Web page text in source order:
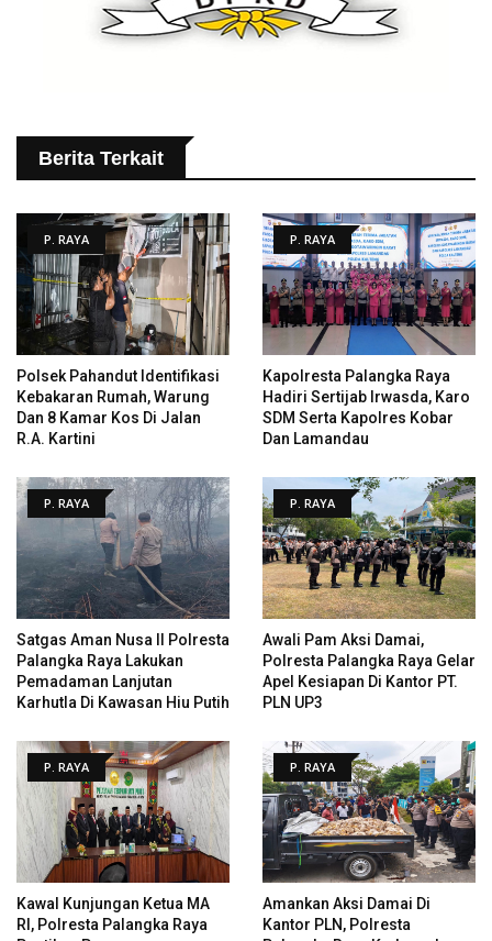
Berita Terkait
P. RAYA
Polsek Pahandut Identifikasi
Kebakaran Rumah, Warung
Dan 8 Kamar Kos Di Jalan
R.A. Kartini
P. RAYA
Kapolresta Palangka Raya
Hadiri Sertijab Irwasda, Karo
SDM Serta Kapolres Kobar
Dan Lamandau
P. RAYA
Satgas Aman Nusa II Polresta
Palangka Raya Lakukan
Pemadaman Lanjutan
Karhutla Di Kawasan Hiu Putih
P. RAYA
Awali Pam Aksi Damai,
Polresta Palangka Raya Gelar
Apel Kesiapan Di Kantor PT.
PLN UP3
P. RAYA
Kawal Kunjungan Ketua MA
RI, Polresta Palangka Raya
P. RAYA
Amankan Aksi Damai Di
Kantor PLN, Polresta